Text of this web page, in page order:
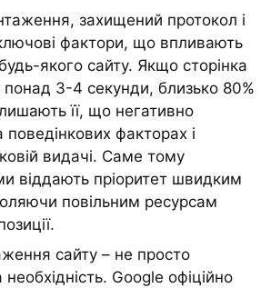
захищений протокол і
фактори, що впливають
якого сайту. Якщо сторінка
понад 3-4 секунди, близько 80%
її, що негативно
поведінкових факторах і
видачі. Саме тому
віддають пріоритет швидким
повільним ресурсам
сайту – не просто
Google офіційно